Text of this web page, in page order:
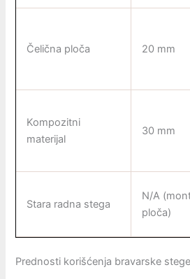
Čelična ploča 20 mm
Kompozitni
materijal
30 mm
Stara radna stega
N/A
ploča)
Prednosti korišćenja bravarske stege